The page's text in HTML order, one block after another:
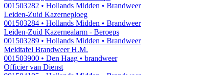
001503282 • Hollands Midden • Brandweer
Leiden-Zuid Kazerneploeg
001503284 • Hollands Midden • Brandweer
Leiden-Zuid Kazernealarm - Beroeps
001503289 • Hollands Midden • Brandweer
Meldtafel Brandweer H.M.
001503900 • Den Haag • brandweer
Officier van Dienst